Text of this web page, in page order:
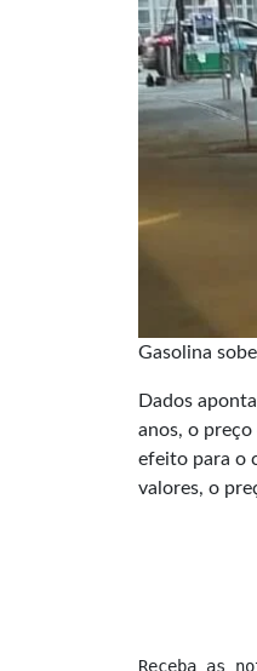
Gasolina
Dados
anos, o
efeito para o
valores, o
Receba as